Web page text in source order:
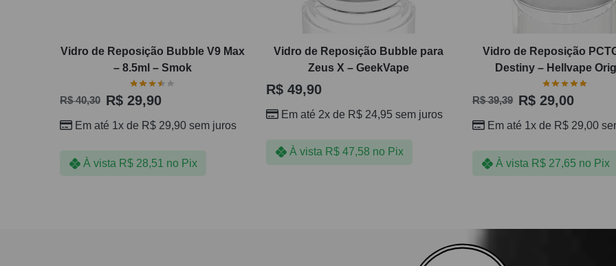
Vidro de Reposição Bubble V9 Max
– 8.5ml – Smok
R$40,30 R$ 29,90
Em até 1x de R$ 29,90 sem juros
À vista R$28,51 no Pix
Vidro de Reposição Bubble para
Zeus X – GeekVape
R$ 49,90
Em até 2x de R$ 24,95 sem juros
À vista R$47,58 no Pix
Vidro de Reposição
Destiny – Hellvape
R$39,39 R$29,00
Em até 1x de R$29,00
À vista R$27,65 no Pix